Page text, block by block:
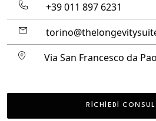
+39 011 897 6231
Via San Francesco da
RICHIEDI